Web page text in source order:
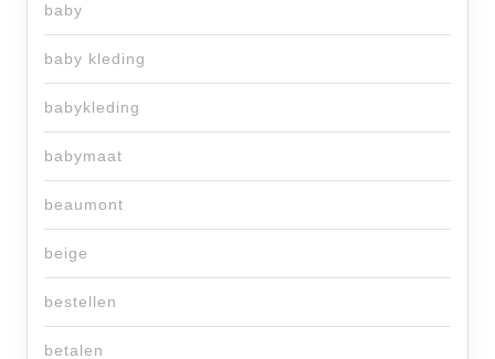
baby
baby kleding
babykleding
babymaat
beaumont
beige
bestellen
betalen